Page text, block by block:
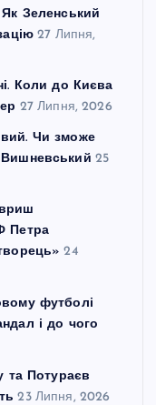
Зеленський
27 Липня,
Коли до Києва
27 Липня, 2026
Чи зможе
25
Петра
24
футболі
і до чого
та Потураєв
23 Липня, 2026